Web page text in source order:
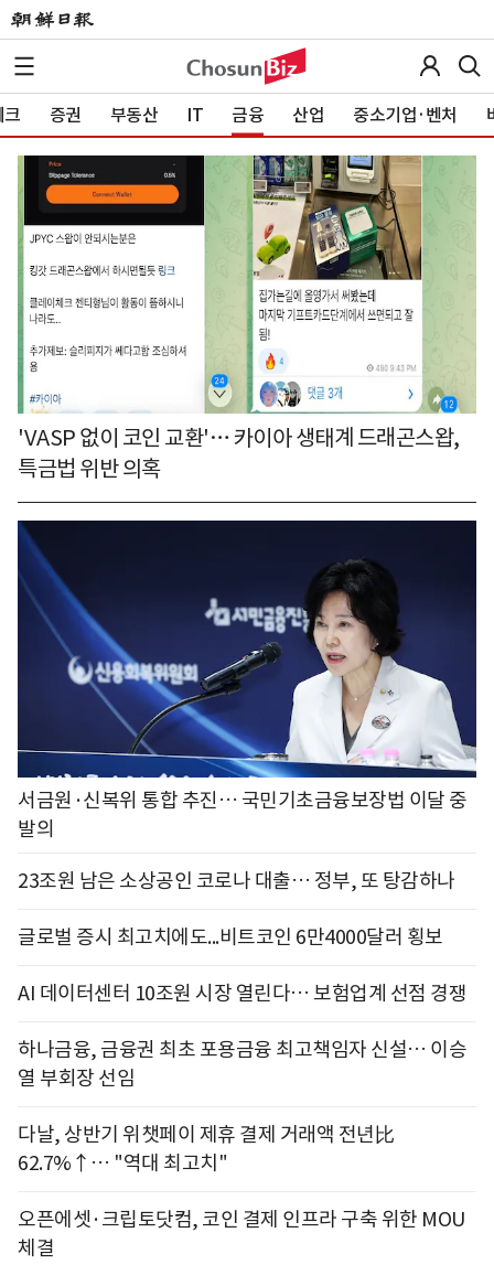
크 증권 부동산 IT 금융 산업 중소기업·벤처
'VASP 없이 코인 교환'… 카이아 생태계 드래곤스왑,
특금법 위반 의혹
서금원·신복위 통합 추진… 국민기초금융보장법 이달 중
발의
23조원 남은 소상공인 코로나 대출… 정부, 또 탕감하나
글로벌 증시 최고치에도...비트코인 6만4000달러 횡보
AI 데이터센터 10조원 시장 열린다… 보험업계 선점 경쟁
하나금융, 금융권 최초 포용금융 최고책임자 신설… 이승
열 부회장 선임
다날, 상반기 위챗페이 제휴 결제 거래액 전년比
62.7%↑… "역대 최고치"
오픈에셋·크립토닷컴, 코인 결제 인프라 구축 위한 MOU
체결